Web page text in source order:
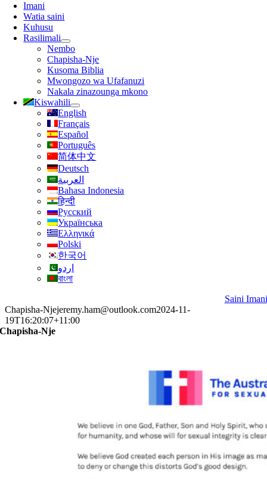
Imani
Watia saini
Kuhusu
Rasilimali
Nembo
Chapisha-Nje
Kusoma Biblia
Mwongozo wa Ufafanuzi
Nakala zinazounga mkono
Kiswahili
English
Français
Español
Português
简体中文
Deutsch
العربية
Bahasa Indonesia
हिन्दी
Русский
Українська
Ελληνικά
Polski
한국어
اردو
বাংলা
Saini Imani
Chapisha-Njejeremy.ham@outlook.com2024-11-
19T16:20:07+11:00
Chapisha-Nje